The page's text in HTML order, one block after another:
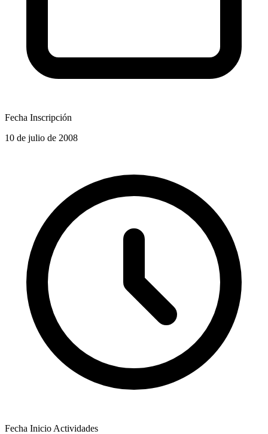
Fecha Inscripción
10 de julio de 2008
Fecha Inicio Actividades